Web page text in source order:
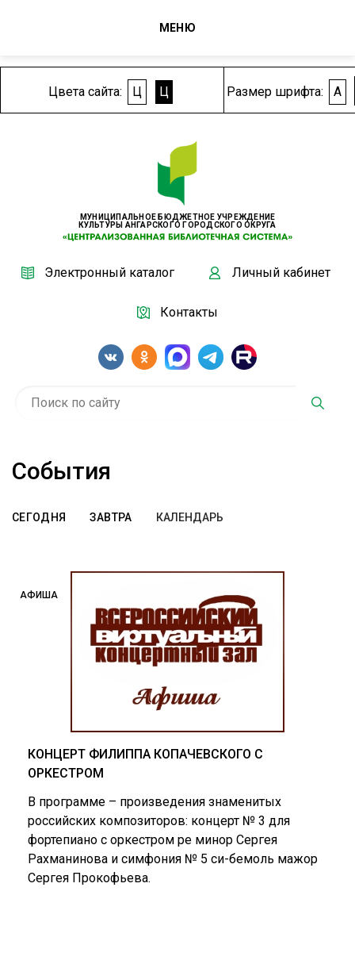
Цвета сайта: Ц Ц Размер шрифта: A
МУНИЦИПАЛЬНОЕ БЮДЖЕТНОЕ УЧРЕЖДЕНИЕ
КУЛЬТУРЫ АНГАРСКОГО ГОРОДСКОГО ОКРУГА
Электронный каталог Личный кабинет
Контакты
МЕНЮ
События
СЕГОДНЯ ЗАВТРА
АФИША
КОНЦЕРТ ФИЛИППА КОПАЧЕВСКОГО С
ОРКЕСТРОМ
В программе – произведения знаменитых
российских композиторов: концерт № 3 для
фортепиано с оркестром ре минор Сергея
Рахманинова и симфония № 5 cи-бемоль мажор
Сергея Прокофьева.